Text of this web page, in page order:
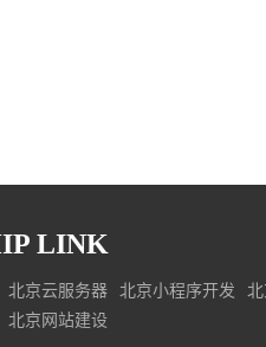
LINK
北京云服务器 北京小程序开发
北京网站建设